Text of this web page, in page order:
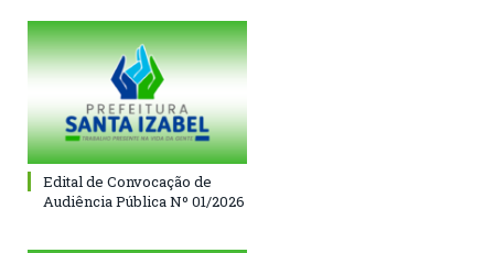
Edital de Convocação de
Audiência Pública Nº 01/2026